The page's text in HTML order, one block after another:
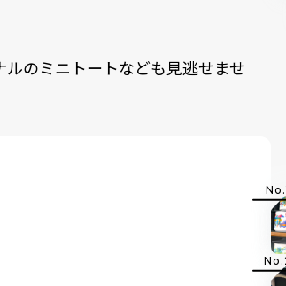
のミニトートなども見逃せませ